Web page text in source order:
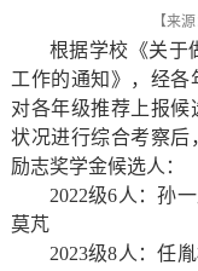
【来
根据学校《关于
工作的通知》，经各
对各年级推荐上报
状况进行综合考察后
励志奖学金候选人：
2022级6人：孙
莫芃
2023级8人：任